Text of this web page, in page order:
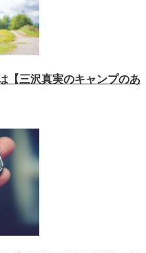
【三沢真実のキャンプのあ